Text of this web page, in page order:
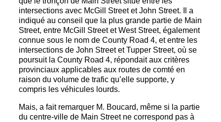
intersections avec McGill Street et John Street. Il a
indiqué au conseil que la plus grande partie de Main
Street, entre McGill Street et West Street, également
connue sous le nom de County Road 4, et entre les
intersections de John Street et Tupper Street, où se
poursuit la County Road 4, répondait aux critères
provinciaux applicables aux routes de comté en
raison du volume de trafic qu’elle supporte, y
compris les véhicules lourds.
Mais, a fait remarquer M. Boucard, même si la partie
du centre-ville de Main Street ne correspond pas à